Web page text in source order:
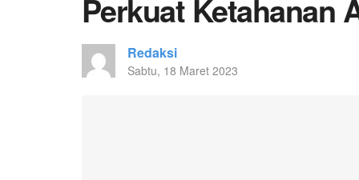
Perkuat Ketahanan
Redaksi
Sabtu, 18 Maret 2023